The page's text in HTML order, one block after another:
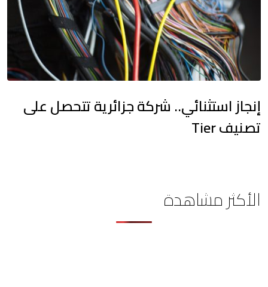
إنجاز استثنائي.. شركة جزائرية تتحصل على
تصنيف Tier
الأكثر مشاهدة